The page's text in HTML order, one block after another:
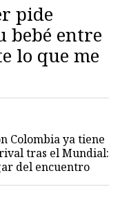
pide
bebé entre
lo que me
Colombia ya tiene
tras el Mundial:
del encuentro